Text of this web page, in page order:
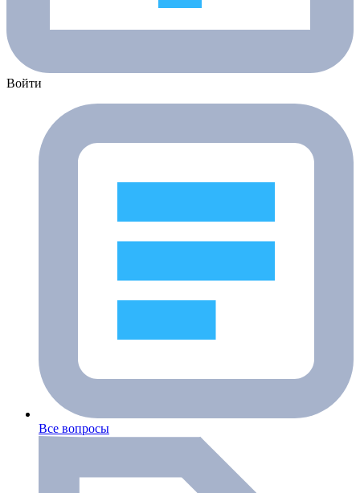
Войти
Все вопросы